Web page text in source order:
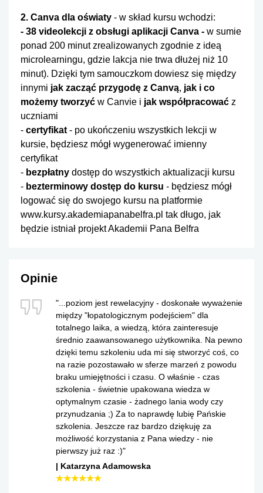
2. Canva dla oświaty - w skład kursu wchodzi:
- 38 videolekcji z obsługi aplikacji Canva - w sumie
ponad 200 minut zrealizowanych zgodnie z ideą
microlearningu, gdzie lakcja nie trwa dłużej niż 10
minut). Dzięki tym samouczkom dowiesz się między
innymi jak zacząć przygodę z Canvą, jak i co
możemy tworzyć w Canvie i jak współpracować z
uczniami
- certyfikat - po ukończeniu wszystkich lekcji w
kursie, będziesz mógł wygenerować imienny
certyfikat
- bezpłatny dostęp do wszystkich aktualizacji kursu
- bezterminowy dostęp do kursu - będziesz mógł
logować się do swojego kursu na platformie
www.kursy.akademiapanabelfra.pl tak długo, jak
będzie istniał projekt Akademii Pana Belfra
Opinie
"...poziom jest rewelacyjny - doskonałe wyważenie
między "łopatologicznym podejściem" dla
totalnego laika, a wiedzą, która zainteresuje
średnio zaawansowanego użytkownika. Na pewno
dzięki temu szkoleniu uda mi się stworzyć coś, co
na razie pozostawało w sferze marzeń z powodu
braku umiejętności i czasu. O właśnie - czas
szkolenia - świetnie upakowana wiedza w
optymalnym czasie - żadnego lania wody czy
przynudzania ;) Za to naprawdę lubię Pańskie
szkolenia. Jeszcze raz bardzo dziękuję za
możliwość korzystania z Pana wiedzy - nie
pierwszy już raz :)"
Katarzyna Adamowska
☆☆☆☆☆☆
★★★★★★